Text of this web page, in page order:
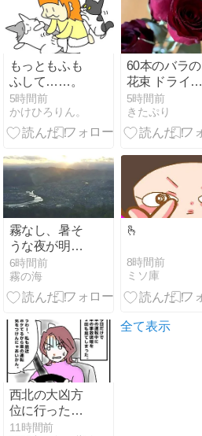
もっともふも
ふして……。
5時間前
かけひろりん。
60本のバラの
花束 ドライフ
ラワーや押し
花へ
5時間前
きたぷり
霧なし、暑そ
うな夜が明け
る
6時間前
霧の海
🫰
8時間前
ミソ庫
西北の大凶方
位に行ったら
車の運転は慎
11時間前
全て表示